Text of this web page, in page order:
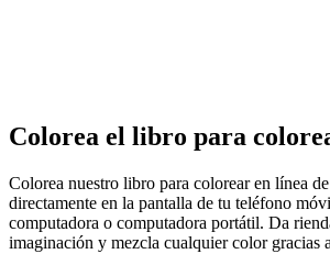
Colorea el libro para
Colorea nuestro libro para colorear en línea
directamente en la pantalla de tu teléfono
computadora o computadora portátil. Da
imaginación y mezcla cualquier color gracias